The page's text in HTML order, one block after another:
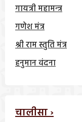
गायत्री महामन्त्र
गणेश मंत्र
श्री राम स्तुति मंत्र
हनुमान वंदना
चालीसा ›